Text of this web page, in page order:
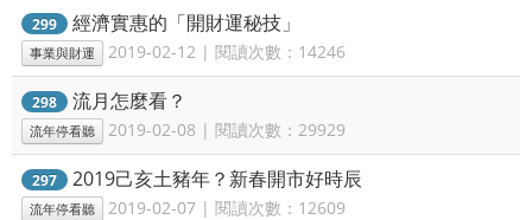
299 經濟實惠的「開財運秘技」
事業與財運 2019-02-12 | 閱讀次數：14246
298 流月怎麼看？
流年停看聽 2019-02-08 | 閱讀次數：29929
297 2019己亥土豬年？新春開市好時辰
流年停看聽 2019-02-07 | 閱讀次數：12609